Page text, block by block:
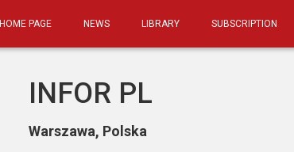
HOME PAGE NEWS LIBRARY SUBSCRIPTION
INFOR PL
Warszawa, Polska